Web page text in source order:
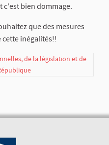
c'est bien dommage.
que des mesures
inégalités!!
de la législation et de